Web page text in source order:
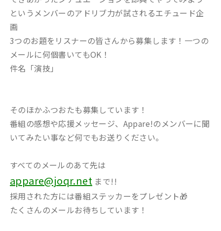
というメンバーのアドリブ力が試されるエチュード企
画
3つのお題をリスナーの皆さんから募集します！一つの
メールに何個書いてもOK！
件名「演技」
そのほかふつおたも募集しています！
番組の感想や応援メッセージ、Appare!のメンバーに聞
いてみたい事など何でもお送りください。
すべてのメールのあて先は
appare@joqr.net まで!!
採用された方には番組ステッカーをプレゼント🎁
たくさんのメールお待ちしています！